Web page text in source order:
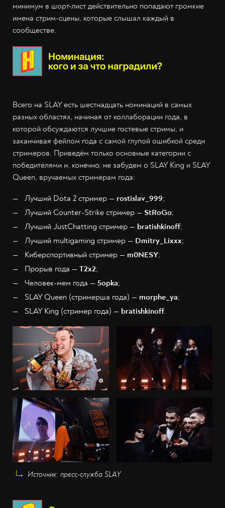
минимум в шорт-лист действительно попадают громкие
имена стрим-сцены, которые слышал каждый в
сообществе.
Всего на SLAY есть шестнадцать номинаций в самых
разных областях, начиная от коллаборации года, в
которой обсуждаются лучшие гостевые стримы, и
заканчивая фейлом года с самой глупой ошибкой среди
стримеров. Приведём только основные категории с
победителями и, конечно, не забудем о SLAY King и SLAY
Queen, вручаемых стримерам года:
Лучший Dota 2 стример — rostislav_999;
Лучший Сounter-Strike стример — StRoGo;
Лучший JustChatting стример — bratishkinoff;
Лучший multigaming стример — Dmitry_Lixxx;
Киберспортивный стример — m0NESY;
Прорыв года — Т2х2;
Человек-мем года — 5opka;
SLAY Queen (стримерша года) — morphe_ya;
SLAY King (стример года) — bratishkinoff.
Источник: пресс-служба SLAY